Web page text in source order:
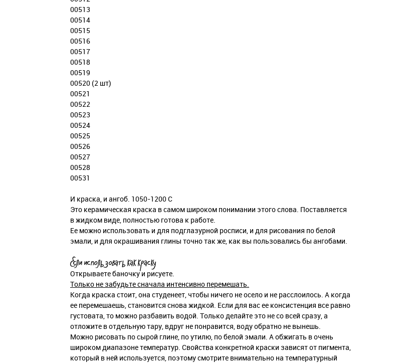
00513
00514
00515
00516
00517
00518
00519
00520 (2 шт)
00521
00522
00523
00524
00525
00526
00527
00528
00531
И краска, и ангоб. 1050-1200 С
Это керамическая краска в самом широком понимании этого слова. Поставляется
в жидком виде, полностью готова к работе.
Ее можно использовать и для подглазурной росписи, и для рисования по белой
эмали, и для окрашивания глины точно так же, как вы пользовались бы ангобами.
Если использовать как краску
Открываете баночку и рисуете.
Только не забудьте сначала интенсивно перемешать.
Когда краска стоит, она студенеет, чтобы ничего не осело и не расслоилось. А когда
ее перемешаешь, становится снова жидкой. Если для вас ее консистенция все равно
густовата, то можно разбавить водой. Только делайте это не со всей сразу, а
отложите в отдельную тару, вдруг не понравится, воду обратно не вынешь.
Можно рисовать по сырой глине, по утилю, по белой эмали. А обжигать в очень
широком диапазоне температур. Свойства конкретной краски зависят от пигмента,
который в ней используется, поэтому смотрите внимательно на температурный